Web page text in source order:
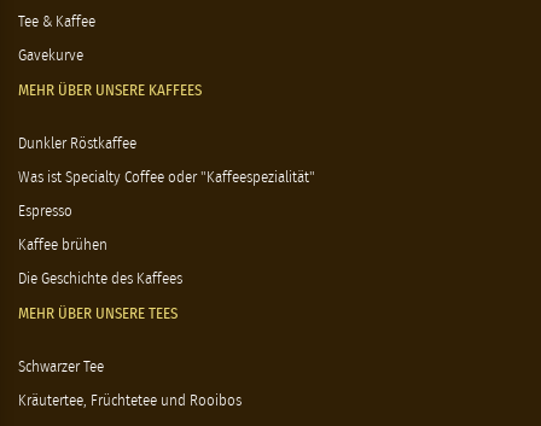
Tee & Kaffee
Gavekurve
MEHR ÜBER UNSERE KAFFEES
Dunkler Röstkaffee
Was ist Specialty Coffee oder "Kaffeespezialität"
Espresso
Kaffee brühen
Die Geschichte des Kaffees
MEHR ÜBER UNSERE TEES
Schwarzer Tee
Kräutertee, Früchtetee und Rooibos